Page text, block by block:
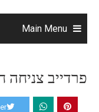
Main Menu
פרדייב צניחה